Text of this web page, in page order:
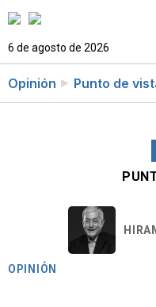
6 de agosto de 2026
Opinión Punto de
OPINIÓN